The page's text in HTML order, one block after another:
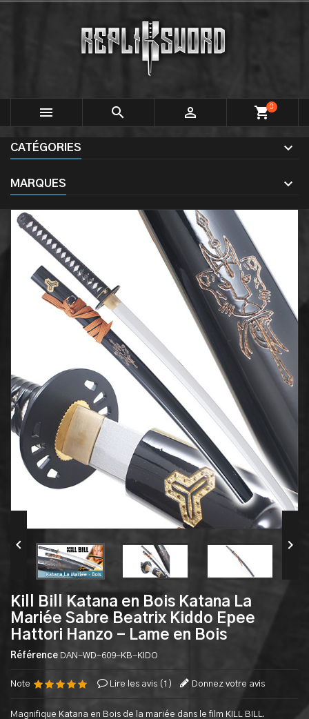
   shopping_cart0
CATÉGORIES
MARQUES
 
Kill Bill Katana en Bois Katana La
Mariée Sabre Beatrix Kiddo Epee
Hattori Hanzo - Lame en Bois
Référence DAN-WD-609-KB-KIDO
Note Lire les avis ( 1 ) Donnez votre avis
Magnifique Katana en Bois de la mariée dans le film KILL BILL.